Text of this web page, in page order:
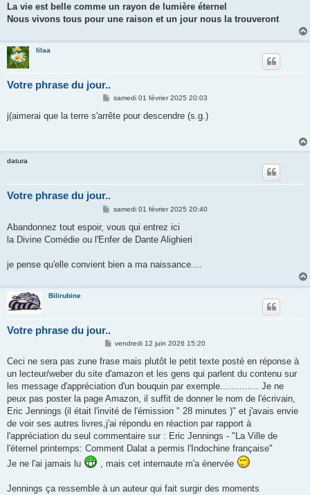
La vie est belle comme un rayon de lumière éternel
Nous vivons tous pour une raison et un jour nous la trouveront
lilaa
Votre phrase du jour..
M
s
samedi 01 février 2025 20:03
j(aimerai que la terre s'arrête pour descendre (s.g.)
datura
Votre phrase du jour..
M
s
a
samedi 01 février 2025 20:40
Abandonnez tout espoir, vous qui entrez ici
la Divine Comédie ou l'Enfer de Dante Alighieri
je pense qu'elle convient bien a ma naissance....
Bilirubine
Votre phrase du jour..
M
s
a
g
vendredi 12 juin 2026 15:20
Ceci ne sera pas zune frase mais plutôt le petit texte posté en réponse à
un lecteur/weber du site d'amazon et les gens qui parlent du contenu sur
les message d'appréciation d'un bouquin par exemple.............. Je ne
peux pas poster la page Amazon, il suffit de donner le nom de l'écrivain,
Eric Jennings (il était l'invité de l'émission " 28 minutes )" et j'avais envie
de voir ses autres livres,j'ai répondu en réaction par rapport à
l'appréciation du seul commentaire sur : Eric Jennings - "La Ville de
l'éternel printemps: Comment Dalat a permis l'Indochine française"
Je ne l'ai jamais lu
, mais cet internaute m'a énervée
Jennings ça ressemble à un auteur qui fait surgir des moments